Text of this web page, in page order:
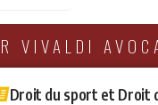
VIVALDI
Droit du sport et Droit